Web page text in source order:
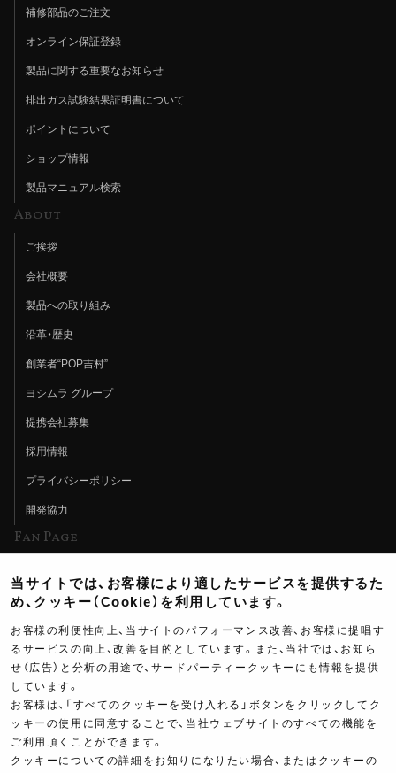
補修部品のご注文
オンライン保証登録
製品に関する重要なお知らせ
排出ガス試験結果証明書について
ポイントについて
ショップ情報
製品マニュアル検索
About
ご挨拶
会社概要
製品への取り組み
沿革・歴史
創業者“POP吉村”
ヨシムラ グループ
提携会社募集
採用情報
プライバシーポリシー
開発協力
Fan Page
ヨシムラTV
イベント情報
イベントスケジュール
ツーリングブレイクタイム
製品ポスター
当サイトでは、お客様により適したサービスを提供するた
め、クッキー（Cookie）を利用しています。
お客様の利便性向上、当サイトのパフォーマンス改善、お客様に提唱す
るサービスの向上、改善を目的としています。また、当社では、お知ら
せ（広告）と分析の用途で、サードパーティークッキーにも情報を提供
しています。
お客様は、「すべてのクッキーを受け入れる」ボタンをクリックしてク
ッキーの使用に同意することで、当社ウェブサイトのすべての機能を
ご利用頂くことができます。
クッキーについての詳細をお知りになりたい場合、またはクッキーの